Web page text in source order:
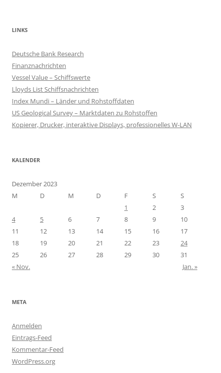
LINKS
Deutsche Bank Research
Finanznachrichten
Vessel Value – Schiffswerte
Lloyds List Schiffsnachrichten
Index Mundi – Länder und Rohstoffdaten
US Geological Survey – Marktdaten zu Rohstoffen
Kopierer, Drucker, interaktive Displays, professionelles W-LAN
KALENDER
Dezember 2023
M
D M D F S
S
1
2
3
4
5 6 7 8 9
10
11
12 13 14 15 16
17
18
19 20 21 22 23
24
25
26 27 28 29 30
31
« Nov.
Jan. »
META
Anmelden
Eintrags-Feed
Kommentar-Feed
WordPress.org